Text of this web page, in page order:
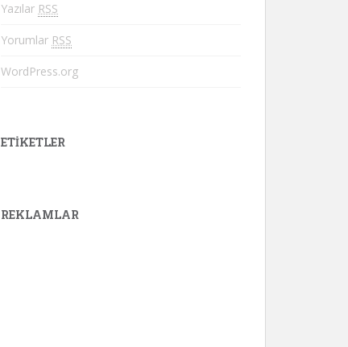
Yazılar RSS
Yorumlar RSS
WordPress.org
ETIKETLER
REKLAMLAR